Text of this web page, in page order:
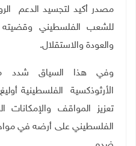
مصدر أكيد لتجسيد الدعم
للشعب الفلسطيني وقضيته
والعودة والاستقلال.
وفي هذا السياق شدد
الأرثوذكسية الفلسطينية
تعزيز المواقف
الفلسطيني على أرضه في